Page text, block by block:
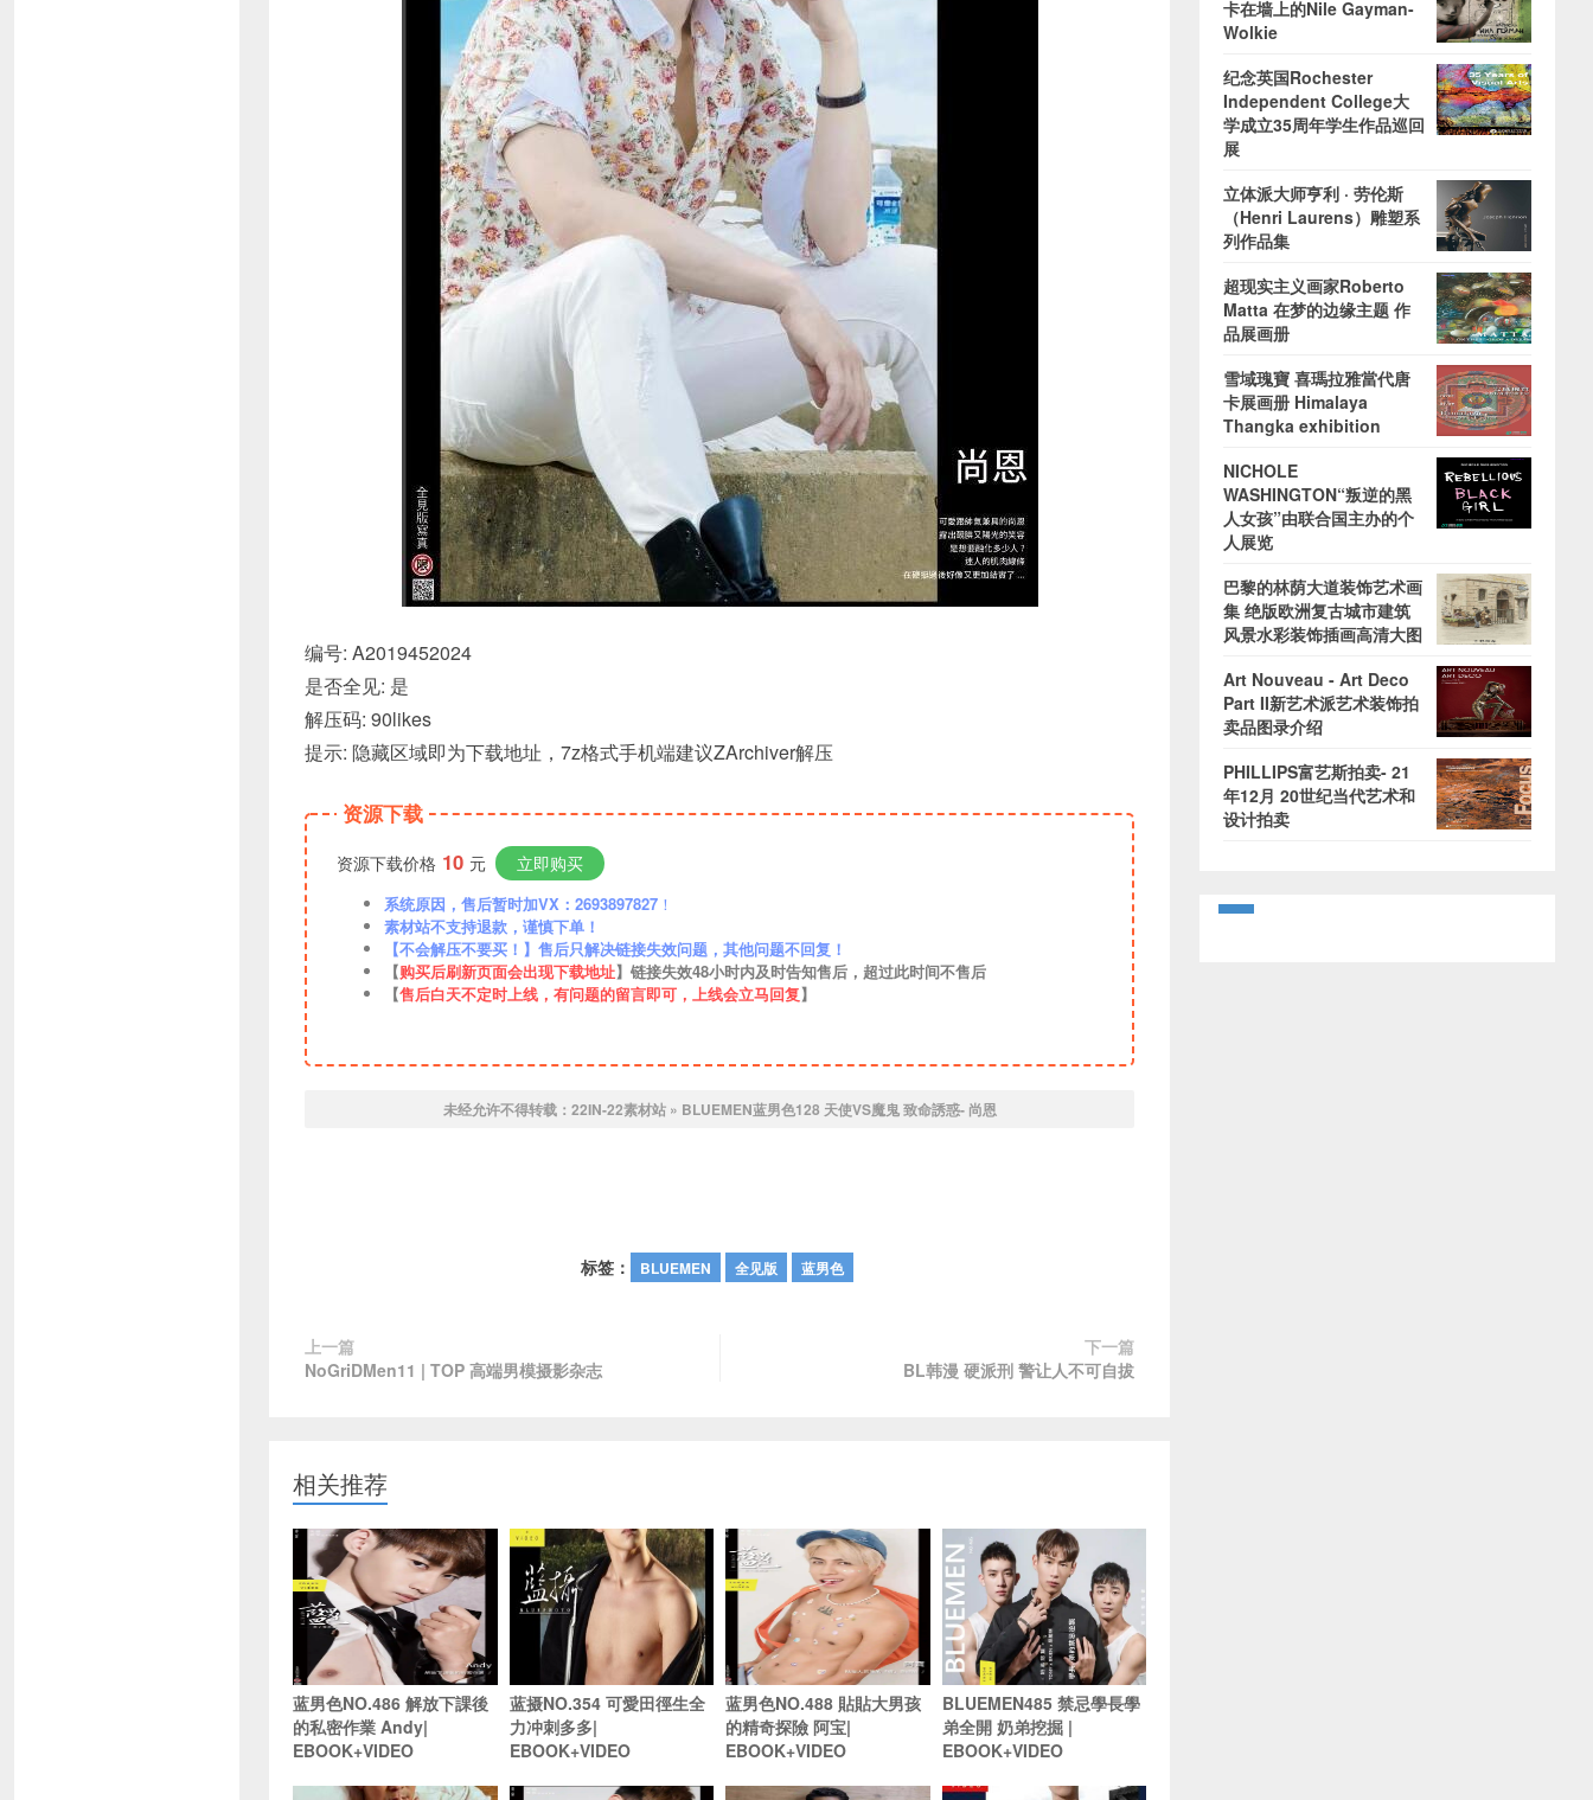
编号: A2019452024
是否全见: 是
解压码: 90likes
提示: 隐藏区域即为下载地址，7z格式手机端建议ZArchiver解压
资源下载
资源下载价格 10 元 立即购买
系统原因，售后暂时加VX：2693897827 ！
素材站不支持退款，谨慎下单！
【不会解压不要买！】售后只解决链接失效问题，其他问题不回复！
【购买后刷新页面会出现下载地址】链接失效48小时内及时告知售后，超过此时间不售后
【售后白天不定时上线，有问题的留言即可，上线会立马回复】
未经允许不得转载： 22IN-22素材站» BLUEMEN蓝男色128 天使VS魔鬼 致命誘惑- 尚恩
标签： BLUEMEN 全见版 蓝男色
上一篇
NoGriDMen11 | TOP 高端男模摄影杂志
下一篇
BL韩漫 硬派刑 警让人不可自拔
相关推荐
蓝男色NO.486 解放下課後
的私密作業 Andy|
EBOOK+VIDEO
蓝摄NO.354 可愛田徑生全
力冲刺多多|
EBOOK+VIDEO
蓝男色NO.488 貼貼大男孩
的精奇探險 阿宝|
EBOOK+VIDEO
BLUEMEN485 禁忌學長學
弟全開 奶弟挖掘 |
EBOOK+VIDEO
卡在墙上的Nile Gayman-
Wolkie
纪念英国Rochester
Independent College大
学成立35周年学生作品巡回
展
立体派大师亨利 · 劳伦斯
（Henri Laurens）雕塑系
列作品集
超现实主义画家Roberto
Matta 在梦的边缘主题 作
品展画册
雪域瑰寶 喜瑪拉雅當代唐
卡展画册 Himalaya
Thangka exhibition
NICHOLE
WASHINGTON“叛逆的黑
人女孩”由联合国主办的个
人展览
巴黎的林荫大道装饰艺术画
集 绝版欧洲复古城市建筑
风景水彩装饰插画高清大图
Art Nouveau - Art Deco
Part II新艺术派艺术装饰拍
卖品图录介绍
PHILLIPS富艺斯拍卖- 21
年12月 20世纪当代艺术和
设计拍卖